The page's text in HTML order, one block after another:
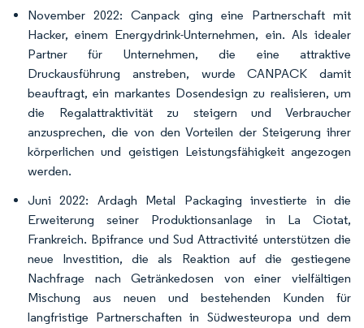
November 2022: Canpack ging eine Partnerschaft mit
Hacker, einem Energydrink-Unternehmen, ein. Als idealer
Partner für Unternehmen, die eine attraktive
Druckausführung anstreben, wurde CANPACK damit
beauftragt, ein markantes Dosendesign zu realisieren, um
die Regalattraktivität zu steigern und Verbraucher
anzusprechen, die von den Vorteilen der Steigerung ihrer
körperlichen und geistigen Leistungsfähigkeit angezogen
werden.
Juni 2022: Ardagh Metal Packaging investierte in die
Erweiterung seiner Produktionsanlage in La Ciotat,
Frankreich. Bpifrance und Sud Attractivité unterstützen die
neue Investition, die als Reaktion auf die gestiegene
Nachfrage nach Getränkedosen von einer vielfältigen
Mischung aus neuen und bestehenden Kunden für
langfristige Partnerschaften in Südwesteuropa und dem